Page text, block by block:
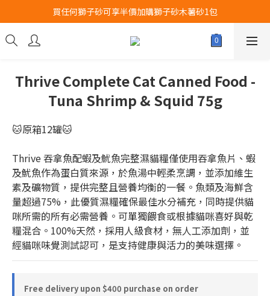
Airbuggy 全線現貨8折！立即點擊火速搶購
買任何獅子砂可享半價加購獅子砂木薯砂1包
Airbuggy 全線現貨8折！立即點擊火速搶購
Thrive Complete Cat Canned Food -
Tuna Shrimp & Squid 75g
🐱原箱12罐🐱
Thrive 吞拿魚配蝦及魷魚完整濕貓糧僅使用吞拿魚片、蝦
及魷魚作為蛋白質來源，於魚湯中輕柔烹調，並添加維生
素及礦物質，提供完整且營養均衡的一餐。魚類及海鮮含
量超過75%，此優質濕糧確保最佳水分補充，同時提供貓
咪所需的所有必需營養。可單獨餵食或根據貓咪喜好與乾
糧混合。100%天然，採用人級食材，無人工添加劑，並
經貓咪味覺測試認可，是支持健康與活力的美味選擇。
Free delivery upon $400 purchase on order